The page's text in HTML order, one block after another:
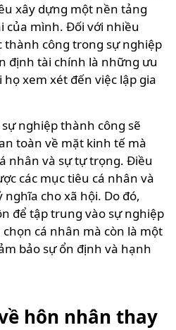
xây dựng một nền tảng
của mình. Đối với nhiều
thành công trong sự nghiệp
định tài chính là những ưu
xem xét đến việc lập gia
nghiệp thành công sẽ
toàn về mặt kinh tế mà
nhân và sự tự trọng. Điều
các mục tiêu cá nhân và
nghĩa cho xã hội. Do đó,
để tập trung vào sự nghiệp
cá nhân mà còn là một
bảo sự ổn định và hạnh
hôn nhân thay